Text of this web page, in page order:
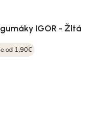
IGOR - Žltá
od 1,90€